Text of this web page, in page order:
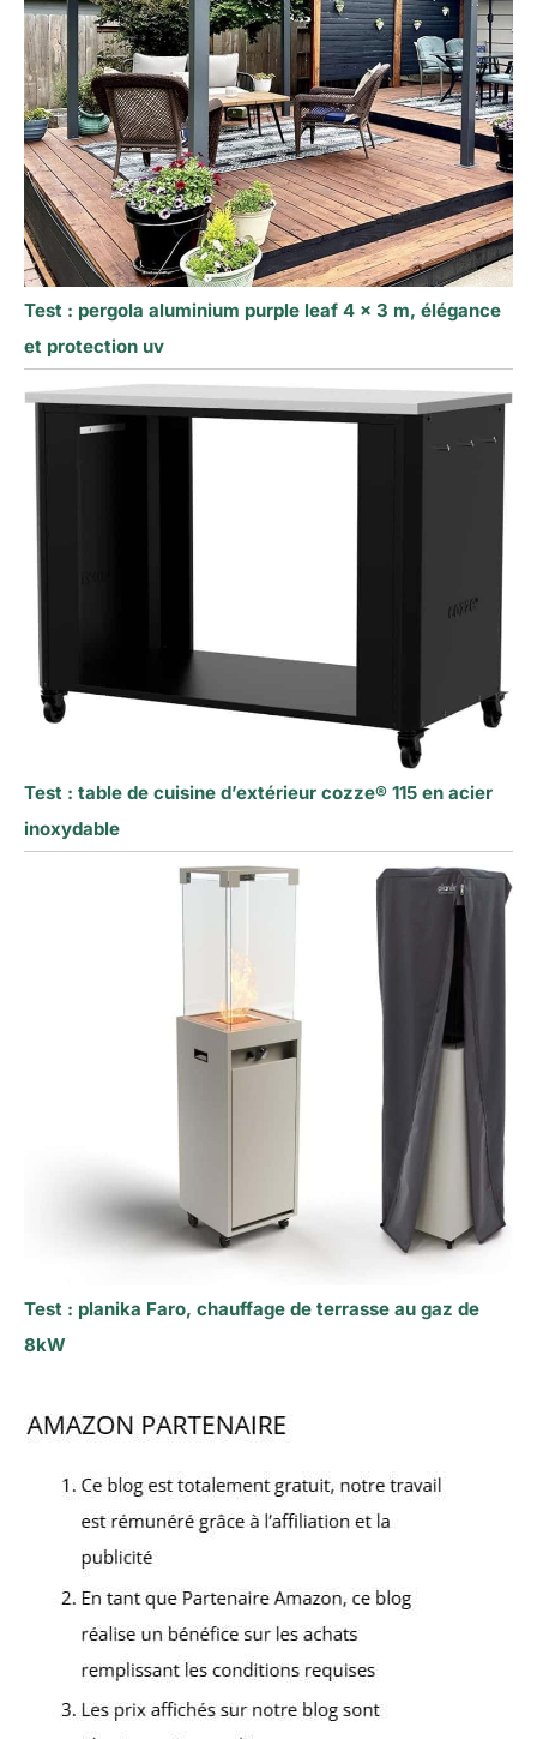
Test : pergola aluminium purple leaf 4 x 3 m, élégance
et protection uv
Test : table de cuisine d’extérieur cozze® 115 en acier
inoxydable
Test : planika Faro, chauffage de terrasse au gaz de
8kW